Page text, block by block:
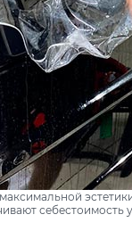
себестоимость